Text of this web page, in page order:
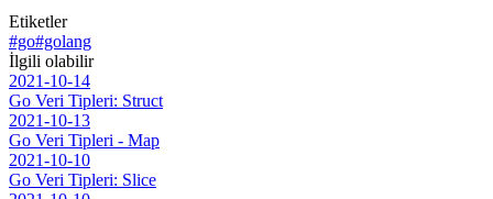
Etiketler
#go#golang
İlgili olabilir
2021-10-14
Go Veri Tipleri: Struct
2021-10-13
Go Veri Tipleri - Map
2021-10-10
Go Veri Tipleri: Slice